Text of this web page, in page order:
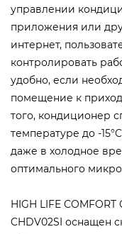
управлении
приложения или
интернет,
контролировать
удобно, если
помещение к
того, кондиционер
температуре до -
даже в холодное
оптимального
HIGH LIFE
CHDV02SI оснащен